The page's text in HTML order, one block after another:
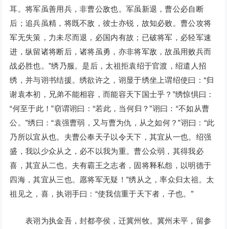
耳。将军虽善用兵，非曹公敌也。军虽新退，曹公必自断
后；追兵虽精，将既不敌，彼士亦锐，故知必败。曹公攻将
军无失策，力未尽而退，必国内有故；已破将军，必轻军速
进，纵留诸将断后，诸将虽勇，亦非将军敌，故虽用败兵而
战必胜也。”绣乃服。是后，太祖拒袁绍于官渡，绍遣人招
绣，并与诩书结援。绣欲许之，诩显于绣坐上谓绍使曰：“归
谢袁本初，兄弟不能相容，而能容天下国士乎？”绣惊惧曰：
“何至于此！”窃谓诩曰：“若此，当何归？”诩曰：“不如从曹
公。”绣曰：“袁强曹弱，又与曹为仇，从之如何？”诩曰：“此
乃所以宜从也。夫曹公奉天子以令天下，其宜从一也。绍强
盛，我以少众从之，必不以我为重。曹公众弱，其得我必
喜，其宜从二也。夫有霸王之志者，固将释私怨，以明德于
四海，其宜从三也。愿将军无疑！”绣从之，率众归太祖。太
祖见之，喜，执诩手曰：“使我信重于天下者，子也。”
表诩为执金吾，封都亭侯，迁冀州牧。冀州未平，留参